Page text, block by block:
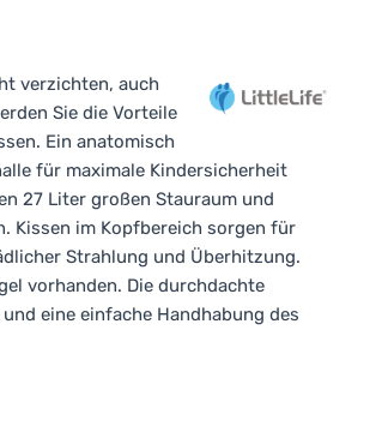
verzichten, auch
Sie die Vorteile
Ein anatomisch
für maximale Kindersicherheit
27 Liter großen Stauraum und
Kissen im Kopfbereich sorgen für
Strahlung und Überhitzung.
vorhanden. Die durchdachte
eine einfache Handhabung des